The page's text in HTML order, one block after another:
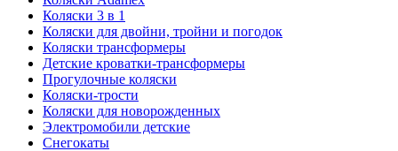
Коляски 3 в 1
Коляски для двойни, тройни и погодок
Коляски трансформеры
Детские кроватки-трансформеры
Прогулочные коляски
Коляски-трости
Коляски для новорожденных
Электромобили детские
Снегокаты